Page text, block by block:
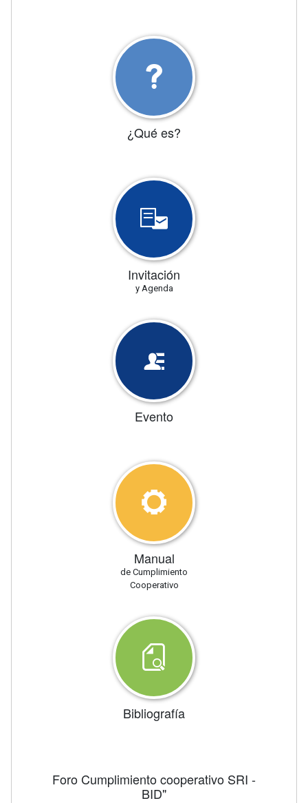
¿Qué es?
Invitación
y Agenda
Evento
Manual
de Cumplimiento
Cooperativo
Bibliografía
Foro Cumplimiento cooperativo SRI -
BID"